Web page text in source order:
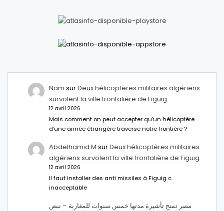
Nam surDeux hélicoptères militaires algériens
survolent la ville frontalière de Figuig
12 avril 2026
Mais comment on peut accepter qu’un hélicoptère
d’une armée étrangère traverse notre frontière ?
Abdelhamid M surDeux hélicoptères militaires
algériens survolent la ville frontalière de Figuig
12 avril 2026
Il faut installer des anti missiles à Figuig c
inacceptable
مصر تمنح تأشيرة مدتها خمس سنوات للمغاربة – نبض